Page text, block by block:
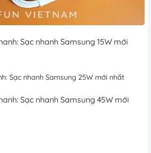
Sạc nhanh Samsung 15W mới
Sạc nhanh Samsung 25W mới nhất
Sạc nhanh Samsung 45W mới